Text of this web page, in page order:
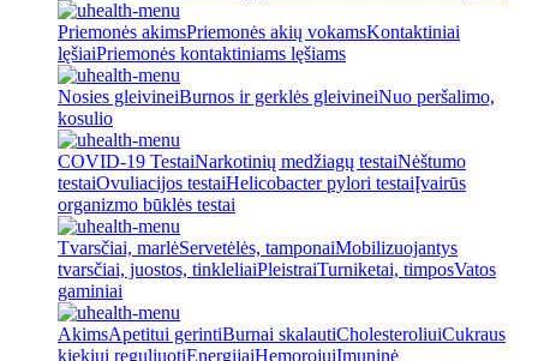
Priemonės akimsPriemonės akių vokamsKontaktiniai
lęšiaiPriemonės kontaktiniams lęšiams
Nosies gleivineiBurnos ir gerklės gleivineiNuo peršalimo,
kosulio
COVID-19 TestaiNarkotinių medžiagų testaiNėštumo
testaiOvuliacijos testaiHelicobacter pylori testaiĮvairūs
organizmo būklės testai
Tvarsčiai, marlėServetėlės, tamponaiMobilizuojantys
tvarsčiai, juostos, tinkleliaiPleistraiTurniketai, timposVatos
gaminiai
AkimsApetitui gerintiBurnai skalautiCholesteroliuiCukraus
kiekiui reguliuotiEnergijaiHemorojuiImuninė